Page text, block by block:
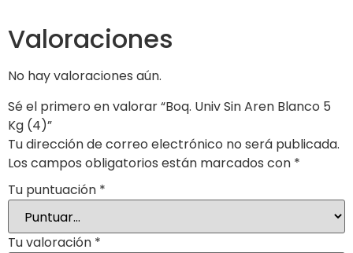
Valoraciones
No hay valoraciones aún.
Sé el primero en valorar “Boq. Univ Sin Aren Blanco 5
Kg (4)”
Tu dirección de correo electrónico no será publicada.
Los campos obligatorios están marcados con *
Tu puntuación *
Tu valoración *